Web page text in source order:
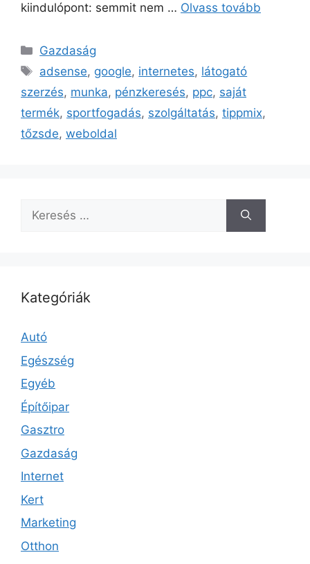
kiindulópont: semmit nem … Olvass tovább
Kategória
Gazdaság
Címkék
adsense, google, internetes, látogató
szerzés, munka, pénzkeresés, ppc, saját
termék, sportfogadás, szolgáltatás, tippmix,
tőzsde, weboldal
Keresés:
Kategóriák
Autó
Egészség
Egyéb
Építőipar
Gasztro
Gazdaság
Internet
Kert
Marketing
Otthon